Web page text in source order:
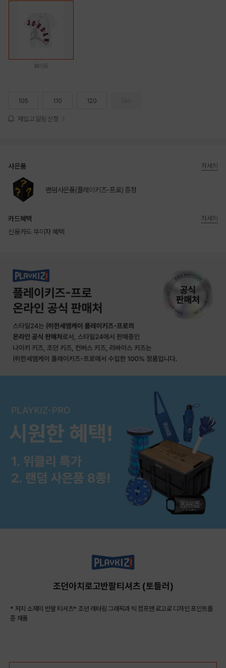
화이트
105 110 120
재입고 알림 신청
사은품
랜덤사은품(플레이키즈-프로) 증정
자세히
카드혜택
신용카드 무이자 혜택
자세히
조던아치로고반팔티셔츠 (토들러)
* 저지 소재의 반팔 티셔츠* 조던 레터링 그래픽과 빅 점프맨 로고로 디자인 포인트를
준 제품